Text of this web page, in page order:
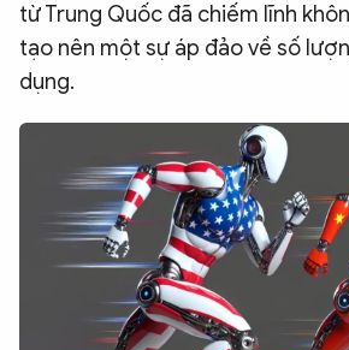
từ Trung Quốc đã chiếm lĩnh
tạo nên một sự áp đảo về số
dụng.